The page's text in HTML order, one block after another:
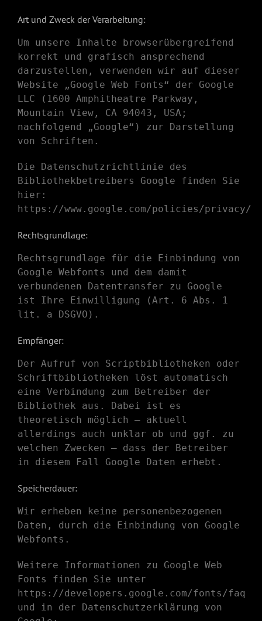
Art und Zweck der Verarbeitung:
Um unsere Inhalte browserübergreifend
korrekt und grafisch ansprechend
darzustellen, verwenden wir auf dieser
Website „Google Web Fonts“ der Google
LLC (1600 Amphitheatre Parkway,
Mountain View, CA 94043, USA;
nachfolgend „Google“) zur Darstellung
von Schriften.
Die Datenschutzrichtlinie des
Bibliothekbetreibers Google finden Sie
hier:
https://www.google.com/policies/privacy/
Rechtsgrundlage:
Rechtsgrundlage für die Einbindung von
Google Webfonts und dem damit
verbundenen Datentransfer zu Google
ist Ihre Einwilligung (Art. 6 Abs. 1
lit. a DSGVO).
Empfänger:
Der Aufruf von Scriptbibliotheken oder
Schriftbibliotheken löst automatisch
eine Verbindung zum Betreiber der
Bibliothek aus. Dabei ist es
theoretisch möglich – aktuell
allerdings auch unklar ob und ggf. zu
welchen Zwecken – dass der Betreiber
in diesem Fall Google Daten erhebt.
Speicherdauer:
Wir erheben keine personenbezogenen
Daten, durch die Einbindung von Google
Webfonts.
Weitere Informationen zu Google Web
Fonts finden Sie unter
https://developers.google.com/fonts/faq
und in der Datenschutzerklärung von